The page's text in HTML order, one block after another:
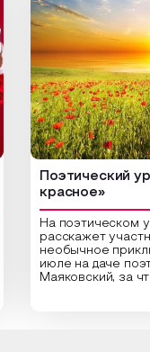
Поэтический
красное»
На поэтическом
расскажет
необычное
июле на даче
Маяковский, за